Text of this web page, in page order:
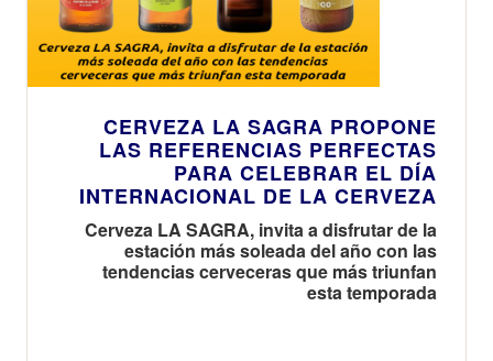
CERVEZA LA SAGRA PROPONE
LAS REFERENCIAS PERFECTAS
PARA CELEBRAR EL DÍA
INTERNACIONAL DE LA CERVEZA
Cerveza LA SAGRA, invita a disfrutar de la
estación más soleada del año con las
tendencias cerveceras que más triunfan
esta temporada